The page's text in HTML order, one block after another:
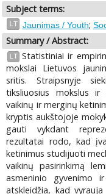
Subject terms:
LT Jaunimas / Youth;
Summary / Abstract:
LT Statistiniai ir
mokslai Lietuvos
sritis. Straipsnyje
tiksliuosius mokslus ir
vaikinų ir merginų
kryptis aukštojoje
gauti vykdant
rezultatai rodo, kad
ketinimus studijuoti
vaikinų pasirinkimą
asmeninio gyvenimo
atskleidžia, kad